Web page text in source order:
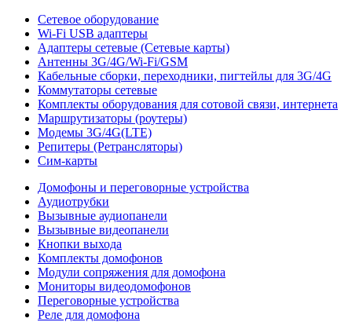
Сетевое оборудование
Wi-Fi USB адаптеры
Адаптеры сетевые (Сетевые карты)
Антенны 3G/4G/Wi-Fi/GSM
Кабельные сборки, переходники, пигтейлы для 3G/4G
Коммутаторы сетевые
Комплекты оборудования для сотовой связи, интернета
Маршрутизаторы (роутеры)
Модемы 3G/4G(LTE)
Репитеры (Ретрансляторы)
Сим-карты
Домофоны и переговорные устройства
Аудиотрубки
Вызывные аудиопанели
Вызывные видеопанели
Кнопки выхода
Комплекты домофонов
Модули сопряжения для домофона
Мониторы видеодомофонов
Переговорные устройства
Реле для домофона